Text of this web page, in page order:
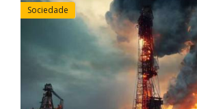
Sociedade